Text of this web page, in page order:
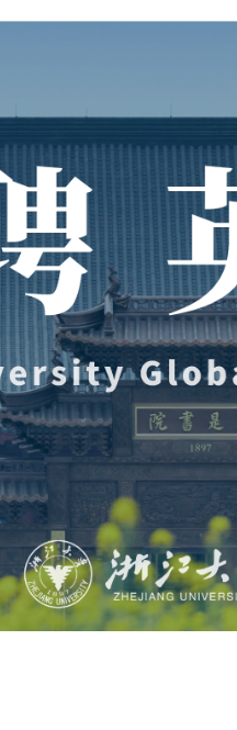
人才动态
News and Events
新闻速递
人才风采